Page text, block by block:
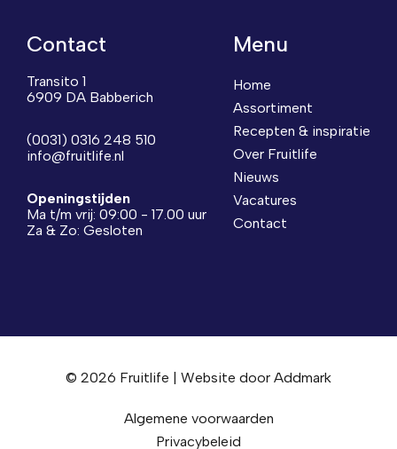
Contact
Transito 1
6909 DA Babberich
(0031) 0316 248 510
info@fruitlife.nl
Openingstijden
Ma t/m vrij: 09:00 - 17.00 uur
Za & Zo: Gesloten
Menu
Home
Assortiment
Recepten & inspiratie
Over Fruitlife
Nieuws
Vacatures
Contact
© 2026 Fruitlife | Website door Addmark
Algemene voorwaarden
Privacybeleid